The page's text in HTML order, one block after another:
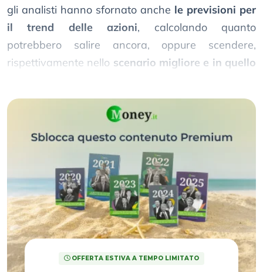
gli analisti hanno sfornato anche le previsioni per
il trend delle azioni, calcolando quanto
potrebbero salire ancora, oppure scendere,
rispettivamente nello scenario migliore e in quello
OFFERTA ESTIVA A TEMPO LIMITATO